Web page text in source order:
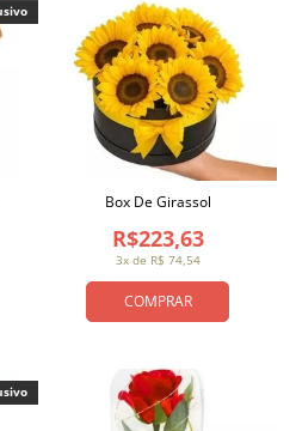
COMPRAR
3x de R$ 74,54
R$223,63
Box De Girassol